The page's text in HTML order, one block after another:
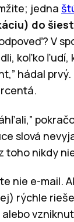
jedna
do
V
koľko ľudí,
hádal
slová
nikdy
nie e-mail.
rýchle